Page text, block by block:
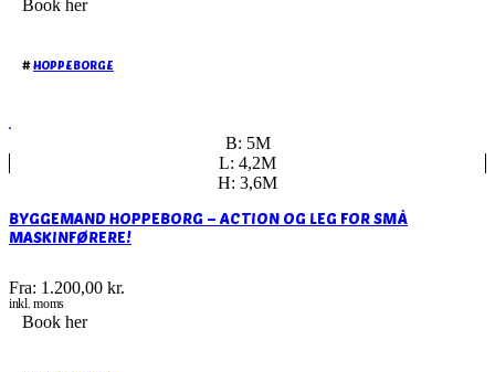
Book her
#HOPPEBORGE
B: 5M
L: 4,2M
H: 3,6M
BYGGEMAND HOPPEBORG – ACTION OG LEG FOR SMÅ
MASKINFØRERE!
Fra: 1.200,00 kr.
inkl. moms
Book her